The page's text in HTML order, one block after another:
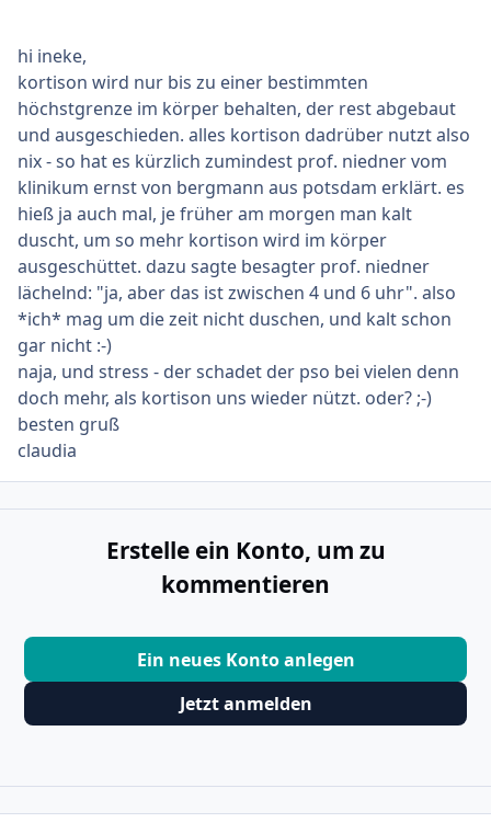
hi ineke,
kortison wird nur bis zu einer bestimmten
höchstgrenze im körper behalten, der rest abgebaut
und ausgeschieden. alles kortison dadrüber nutzt also
nix - so hat es kürzlich zumindest prof. niedner vom
klinikum ernst von bergmann aus potsdam erklärt. es
hieß ja auch mal, je früher am morgen man kalt
duscht, um so mehr kortison wird im körper
ausgeschüttet. dazu sagte besagter prof. niedner
lächelnd: "ja, aber das ist zwischen 4 und 6 uhr". also
*ich* mag um die zeit nicht duschen, und kalt schon
gar nicht :-)
naja, und stress - der schadet der pso bei vielen denn
doch mehr, als kortison uns wieder nützt. oder? ;-)
besten gruß
claudia
Erstelle ein Konto, um zu
kommentieren
Ein neues Konto anlegen
Jetzt anmelden